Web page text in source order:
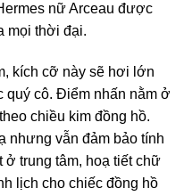
nữ Arceau được
mọi thời đại.
kích cỡ này sẽ hơi lớn
quý cô. Điểm nhấn nằm ở
chiều kim đồng hồ.
nhưng vẫn đảm bảo tính
ở trung tâm, hoạ tiết chữ
lịch cho chiếc đồng hồ